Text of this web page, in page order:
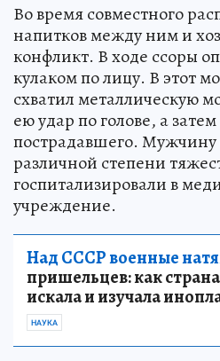
Во время совместного
напитков между ним и
конфликт. В ходе ссоры
кулаком по лицу. В этот
схватил металлическую
ею удар по голове, а
пострадавшего. Мужчину
различной степени
госпитализировали в
учреждение.
Над СССР военные
пришельцев: как
искала и изучала
НАУКА